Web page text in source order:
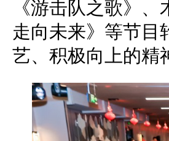
《游击队之歌》
走向未来》等节目
艺、积极向上的精